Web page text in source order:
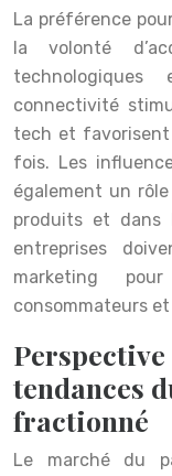
La préférence
la volonté
connectivité
tech et favorisent
fois. Les
également un
produits et dans
entreprises
marketing
consommateurs
tendances
fractionné
Le marché du